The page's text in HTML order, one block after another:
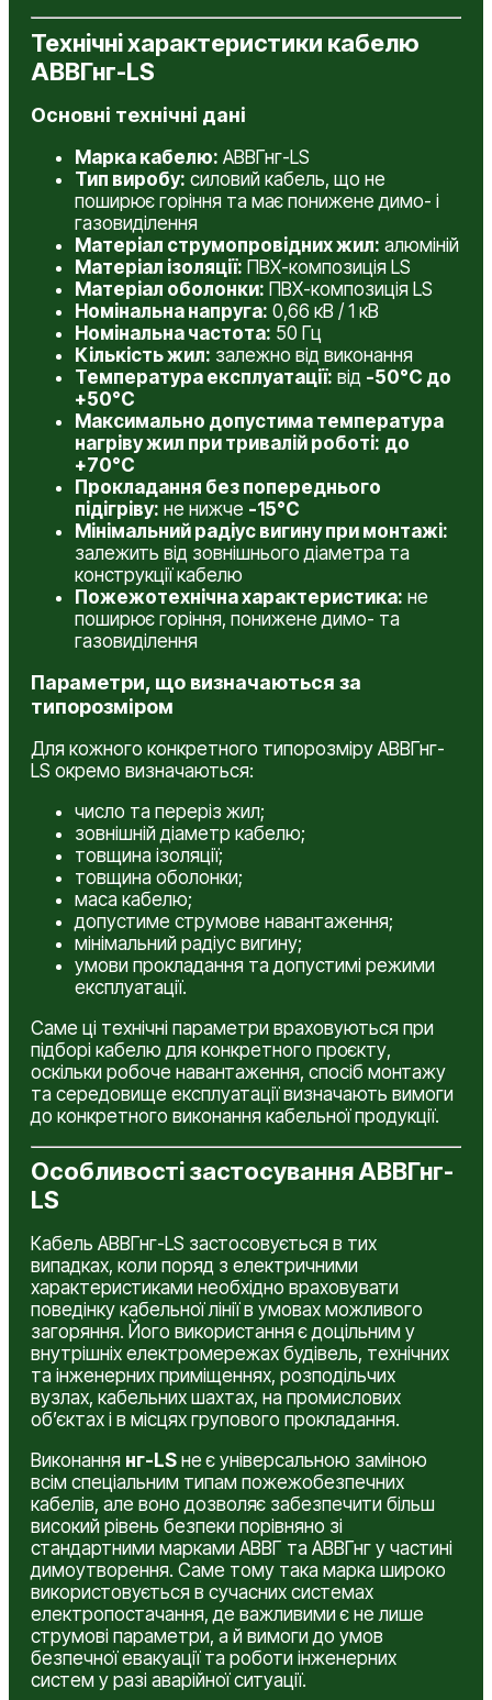
Технічні характеристики кабелю
АВВГнг-LS
Основні технічні дані
Марка кабелю: АВВГнг-LS
Тип виробу: силовий кабель, що не
поширює горіння та має понижене димо- і
газовиділення
Матеріал струмопровідних жил: алюміній
Матеріал ізоляції: ПВХ-композиція LS
Матеріал оболонки: ПВХ-композиція LS
Номінальна напруга: 0,66 кВ / 1 кВ
Номінальна частота: 50 Гц
Кількість жил: залежно від виконання
Температура експлуатації: від -50°C до
+50°C
Максимально допустима температура
нагріву жил при тривалій роботі: до
+70°C
Прокладання без попереднього
підігріву: не нижче -15°C
Мінімальний радіус вигину при монтажі:
залежить від зовнішнього діаметра та
конструкції кабелю
Пожежотехнічна характеристика: не
поширює горіння, понижене димо- та
газовиділення
Параметри, що визначаються за
типорозміром
Для кожного конкретного типорозміру АВВГнг-
LS окремо визначаються:
число та переріз жил;
зовнішній діаметр кабелю;
товщина ізоляції;
товщина оболонки;
маса кабелю;
допустиме струмове навантаження;
мінімальний радіус вигину;
умови прокладання та допустимі режими
експлуатації.
Саме ці технічні параметри враховуються при
підборі кабелю для конкретного проєкту,
оскільки робоче навантаження, спосіб монтажу
та середовище експлуатації визначають вимоги
до конкретного виконання кабельної продукції.
Особливості застосування АВВГнг-
LS
Кабель АВВГнг-LS застосовується в тих
випадках, коли поряд з електричними
характеристиками необхідно враховувати
поведінку кабельної лінії в умовах можливого
загоряння. Його використання є доцільним у
внутрішніх електромережах будівель, технічних
та інженерних приміщеннях, розподільчих
вузлах, кабельних шахтах, на промислових
об’єктах і в місцях групового прокладання.
Виконання нг-LS не є універсальною заміною
всім спеціальним типам пожежобезпечних
кабелів, але воно дозволяє забезпечити більш
високий рівень безпеки порівняно зі
стандартними марками АВВГ та АВВГнг у частині
димоутворення. Саме тому така марка широко
використовується в сучасних системах
електропостачання, де важливими є не лише
струмові параметри, а й вимоги до умов
безпечної евакуації та роботи інженерних
систем у разі аварійної ситуації.